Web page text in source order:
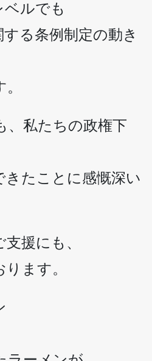
ベルでも
る条例制定の動き
、私たちの政権下
きたことに感慨深い
援にも、
ます。